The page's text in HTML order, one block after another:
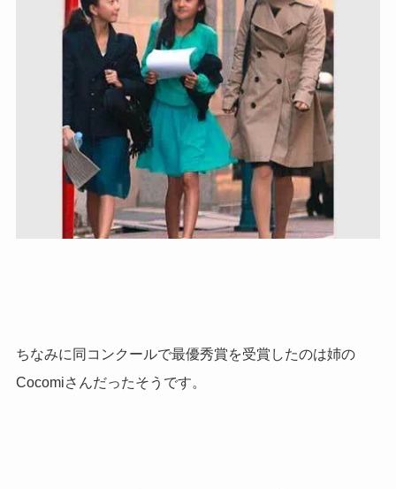
ちなみに同コンクールで最優秀賞を受賞したのは姉の
Cocomiさんだったそうです。